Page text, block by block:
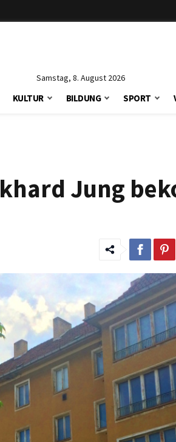
Samstag, 8. August 2026
KULTUR BILDUNG SPORT
Jung